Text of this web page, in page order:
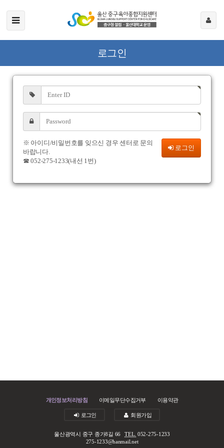
로그인
로그인
※ 아이디/비밀번호를 잊으신 경우 센터로 문의
바랍니다.
☎ 052-275-1233(내선 1번)
개인정보처리방침 이메일무단수집거부 이용약관
로그인 회원가입
울산광역시 중구 종가8길 66TEL. 052-275-1233
275-1233@hanmail.net